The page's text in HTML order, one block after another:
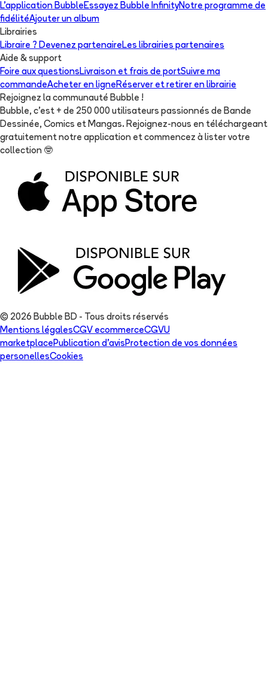
L'application BubbleEssayez Bubble InfinityNotre programme de
fidélitéAjouter un album
Librairies
Libraire ? Devenez partenaireLes librairies partenaires
Aide & support
Foire aux questionsLivraison et frais de portSuivre ma
commandeAcheter en ligneRéserver et retirer en librairie
Rejoignez la communauté Bubble !
Bubble, c'est + de 250 000 utilisateurs passionnés de Bande
Dessinée, Comics et Mangas. Rejoignez-nous en téléchargeant
gratuitement notre application et commencez à lister votre
collection 🤓
© 2026 Bubble BD - Tous droits réservés
Mentions légalesCGV ecommerceCGVU
marketplacePublication d'avisProtection de vos données
personellesCookies